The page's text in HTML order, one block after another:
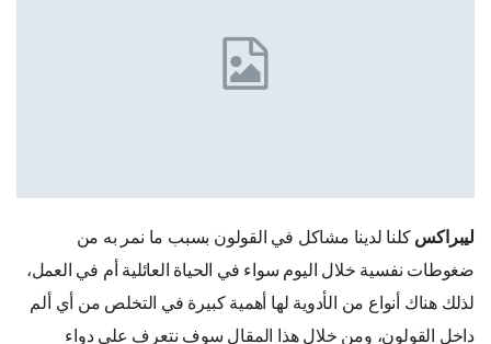
ليبراكسكلنا لدينا مشاكل في القولون بسبب ما نمر به من
ضغوطات نفسية خلال اليوم سواء في الحياة العائلية أم في العمل،
لذلك هناك أنواع من الأدوية لها أهمية كبيرة في التخلص من أي ألم
داخل القولون، ومن خلال هذا المقال سوف نتعرف على دواء